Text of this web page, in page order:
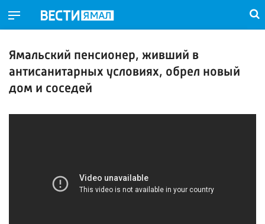
Ямальский пенсионер, живший в
антисанитарных условиях, обрел новый
дом и соседей